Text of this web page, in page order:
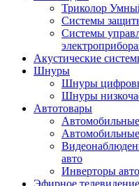
Триколор
Системы
Системы
Акустические
Шнуры
Шнуры
Шнуры
Автотовары
авто
Инверторы
Эфирное телевидение